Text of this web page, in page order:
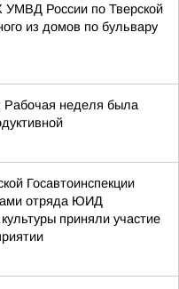
УМВД России по Тверской
из домов по бульвару
Рабочая неделя была
Госавтоинспекции
отряда ЮИД
приняли участие